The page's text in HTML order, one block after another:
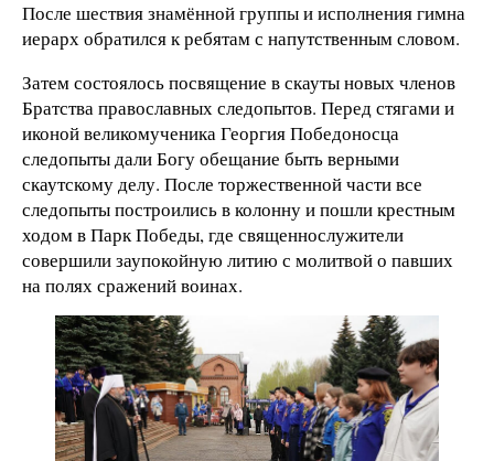
После шествия знамённой группы и исполнения гимна
иерарх обратился к ребятам с напутственным словом.
Затем состоялось посвящение в скауты новых членов
Братства православных следопытов. Перед стягами и
иконой великомученика Георгия Победоносца
следопыты дали Богу обещание быть верными
скаутскому делу. После торжественной части все
следопыты построились в колонну и пошли крестным
ходом в Парк Победы, где священнослужители
совершили заупокойную литию с молитвой о павших
на полях сражений воинах.